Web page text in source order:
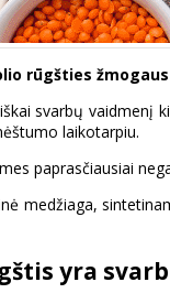
rūgšties
svarbų vaidmenį
laikotarpiu.
paprasčiausiai
medžiaga,
yra